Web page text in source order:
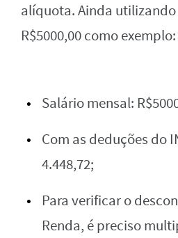
alíquota. Ainda
R$5000,00 como exemplo:
Salário mensal:
Com as deduções do
4.448,72;
Para verificar o
Renda, é preciso